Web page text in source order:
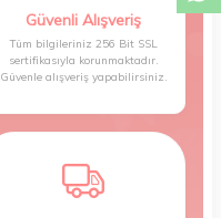
Güvenli Alışveriş
Tüm bilgileriniz 256 Bit SSL
sertifikasıyla korunmaktadır.
Güvenle alışveriş yapabilirsiniz.